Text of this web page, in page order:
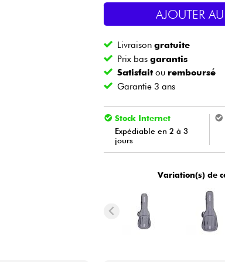
Vents
Câbles & Access.
AJOUTER
Livraisongratuite
Prix basgarantis
Satisfaitou remboursé
Garantie 3 ans
Stock Internet
Expédiable en 2 à 3
jours
Variation(s) de